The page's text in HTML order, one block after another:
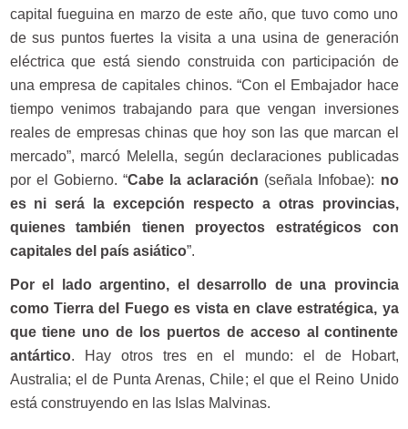
capital fueguina en marzo de este año, que tuvo como uno
de sus puntos fuertes la visita a una usina de generación
eléctrica que está siendo construida con participación de
una empresa de capitales chinos. “Con el Embajador hace
tiempo venimos trabajando para que vengan inversiones
reales de empresas chinas que hoy son las que marcan el
mercado”, marcó Melella, según declaraciones publicadas
por el Gobierno. “Cabe la aclaración (señala Infobae): no
es ni será la excepción respecto a otras provincias,
quienes también tienen proyectos estratégicos con
capitales del país asiático”.
Por el lado argentino, el desarrollo de una provincia
como Tierra del Fuego es vista en clave estratégica, ya
que tiene uno de los puertos de acceso al continente
antártico. Hay otros tres en el mundo: el de Hobart,
Australia; el de Punta Arenas, Chile; el que el Reino Unido
está construyendo en las Islas Malvinas.